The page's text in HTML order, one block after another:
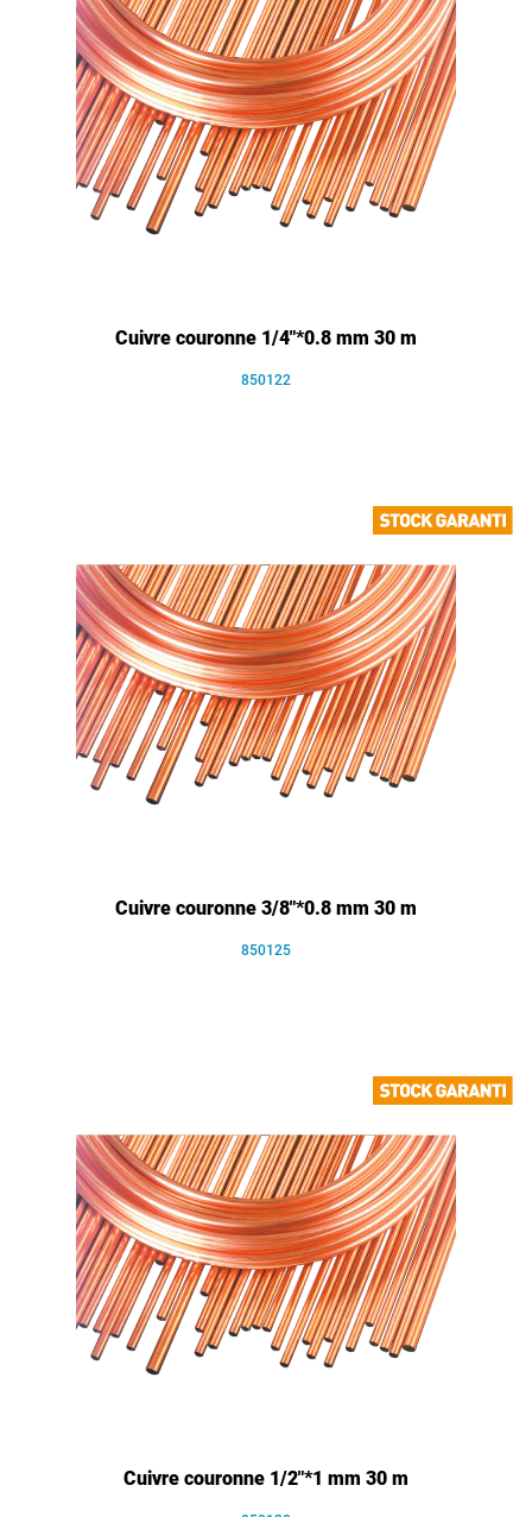
Cuivre couronne 1/4"*0.8 mm 30 m
850122
Cuivre couronne 3/8"*0.8 mm 30 m
850125
Cuivre couronne 1/2"*1 mm 30 m